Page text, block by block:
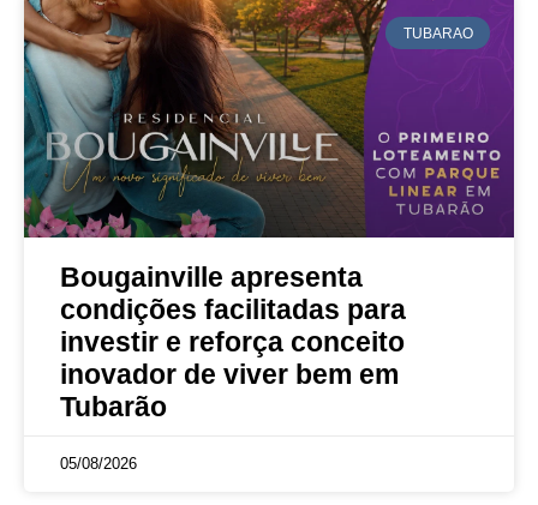
TUBARAO
Bougainville apresenta
condições facilitadas para
investir e reforça conceito
inovador de viver bem em
Tubarão
05/08/2026